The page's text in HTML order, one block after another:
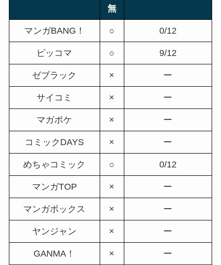
無
マンガBANG！ ○ 0/12
ピッコマ ○ 9/12
ゼブラック × ー
サイコミ × ー
マガポケ × ー
コミックDAYS × ー
めちゃコミック ○ 0/12
マンガTOP × ー
マンガボックス × ー
ヤンジャン × ー
GANMA！ × ー